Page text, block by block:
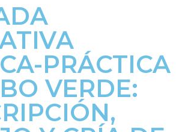
PRÁCTICA
VERDE: